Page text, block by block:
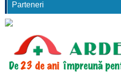
Parteneri